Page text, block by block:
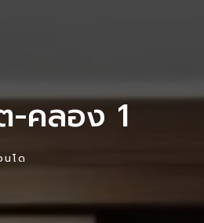
คลอง 1
นโด